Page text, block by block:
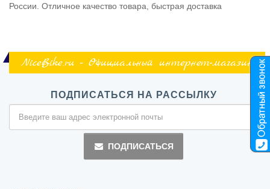
России. Отличное качество товара, быстрая доставка
NiceBike.ru - Официальный интернет-магазин
ПОДПИСАТЬСЯ НА РАССЫЛКУ
ПОДПИСАТЬСЯ